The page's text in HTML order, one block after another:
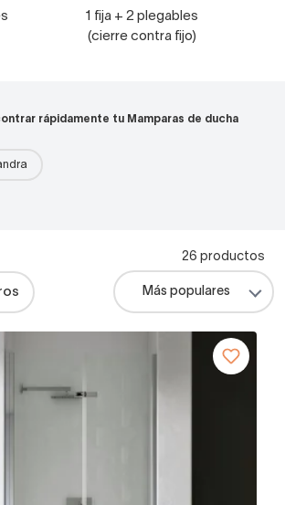
1 fija + 2 plegables
(cierre contra fijo)
rápidamente tu Mamparas de ducha
26 productos